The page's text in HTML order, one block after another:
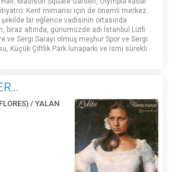
Kent mimarisi için de önemli merkez.
şekilde bir eğlence vadisinin ortasında
biraz altında, günümüzde adı İstanbul Lütfi
ve Sergi Sarayı olmuş meşhur Spor ve Sergi
Küçük Çiftlik Park lunaparkı ve ismi sürekli
/ YALAN